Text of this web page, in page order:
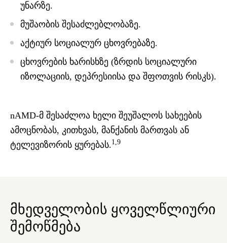
უნარზე.
მუშაობის შესაძლებლობაზე.
აქტიურ სოციალურ ცხოვრებაზე.
ცხოვრების ხარისხზე (ზრდის სოციალური
იზოლაციის, დეპრესიისა და შფოთვის რისკს).
nAMD-მ შესაძლოა ხელი შეუშალოს სახეების
ამოცნობას, კითხვას, მანქანის მართვას ან
ტელევიზორის ყურებას.1,9
მხედველობის ყოველწლიური
შემოწმება